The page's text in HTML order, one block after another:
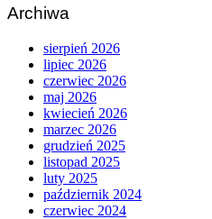
Archiwa
sierpień 2026
lipiec 2026
czerwiec 2026
maj 2026
kwiecień 2026
marzec 2026
grudzień 2025
listopad 2025
luty 2025
październik 2024
czerwiec 2024